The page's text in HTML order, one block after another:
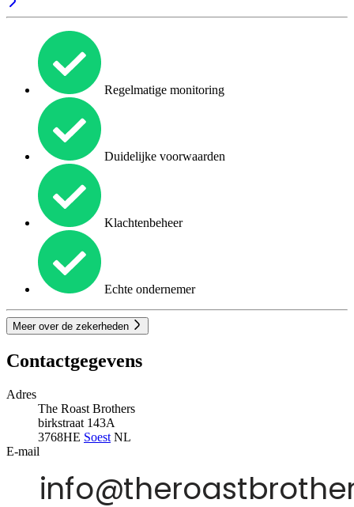
Regelmatige monitoring
Duidelijke voorwaarden
Klachtenbeheer
Echte ondernemer
Meer over de zekerheden
Contactgegevens
Adres
The Roast Brothers
birkstraat 143A
3768HE Soest NL
E-mail